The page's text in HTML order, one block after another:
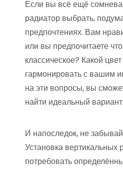
Если вы всё ещё
радиатор выбрать,
предпочтениях. Вам
или вы предпочитаете
классическое? Какой
гармонировать с вашим
на эти вопросы, вы
найти идеальный вариант.
И напоследок, не
Установка вертикальных
потребовать